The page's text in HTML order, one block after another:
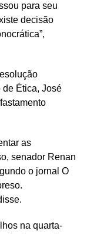
para seu
decisão
Ética, José
as
senador Renan
o jornal O
na quarta-